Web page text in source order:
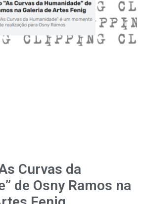
Curvas da
de Osny Ramos na